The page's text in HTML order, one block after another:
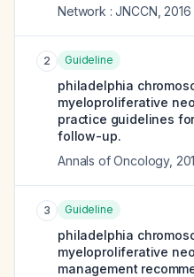
Network : JNCCN 2016
2 Guideline
philadelphia
myeloproliferative
practice guidelines
follow-up.
Annals of Oncology,
3 Guideline
philadelphia
myeloproliferative
management